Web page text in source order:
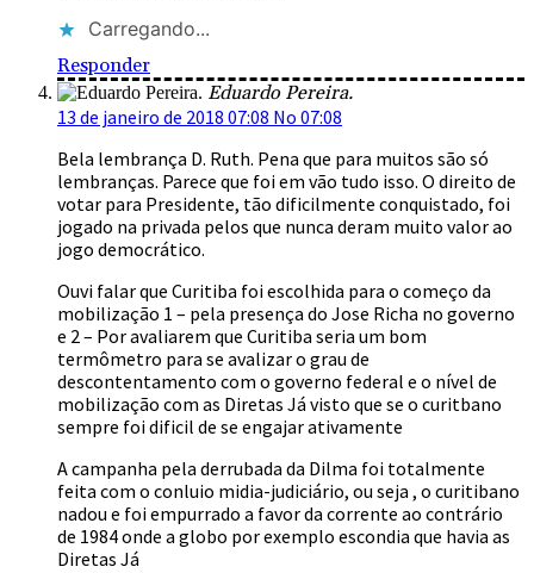
Carregando...
Responder
Eduardo Pereira.
13 de janeiro de 2018 07:08 No 07:08
Bela lembrança D. Ruth. Pena que para muitos são só
lembranças. Parece que foi em vão tudo isso. O direito de
votar para Presidente, tão dificilmente conquistado, foi
jogado na privada pelos que nunca deram muito valor ao
jogo democrático.
Ouvi falar que Curitiba foi escolhida para o começo da
mobilização 1 – pela presença do Jose Richa no governo
e 2 – Por avaliarem que Curitiba seria um bom
termômetro para se avalizar o grau de
descontentamento com o governo federal e o nível de
mobilização com as Diretas Já visto que se o curitbano
sempre foi dificil de se engajar ativamente
A campanha pela derrubada da Dilma foi totalmente
feita com o conluio midia-judiciário, ou seja , o curitibano
nadou e foi empurrado a favor da corrente ao contrário
de 1984 onde a globo por exemplo escondia que havia as
Diretas Já